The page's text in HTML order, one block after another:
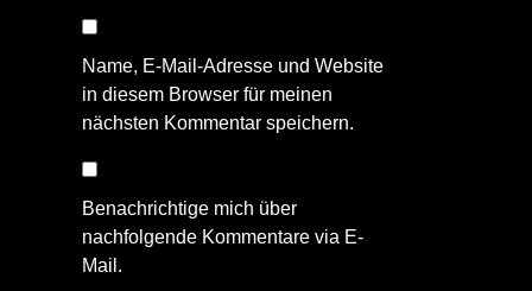
Name, E-Mail-Adresse und Website
in diesem Browser für meinen
nächsten Kommentar speichern.
Benachrichtige mich über
nachfolgende Kommentare via E-
Mail.